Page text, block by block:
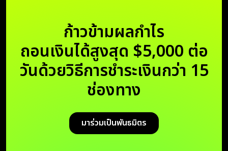
ก้าวข้ามผลกำไร
ถอนเงินได้สูงสุด $5,000 ต่อ
วันด้วยวิธีการชำระเงินกว่า 15
ช่องทาง
มาร่วมเป็นพันธมิตร